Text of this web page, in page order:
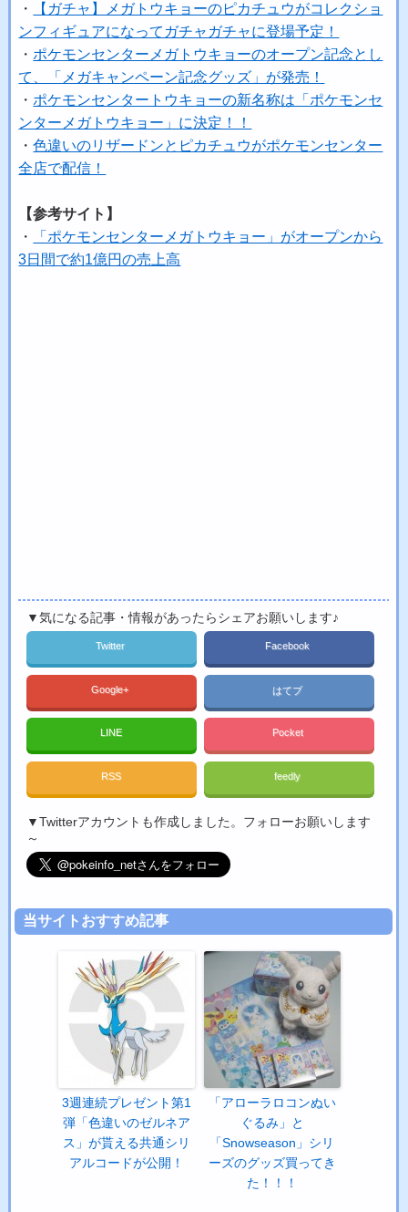
・
【ガチャ】メガトウキョーのピカチュウがコレクショ
ンフィギュアになってガチャガチャに登場予定！
・ ポケモンセンターメガトウキョーのオープン記念とし
て、「メガキャンペーン記念グッズ」が発売！
・ ポケモンセンタートウキョーの新名称は「ポケモンセ
ンターメガトウキョー」に決定！！
・色違いのリザードンとピカチュウがポケモンセンター
全店で配信！
【参考サイト】
・
「ポケモンセンターメガトウキョー」がオープンから
3日間で約1億円の売上高
▼気になる記事・情報があったらシェアお願いします♪
Twitter Facebook
Google+ はてブ
LINE Pocket
RSS feedly
▼Twitterアカウントも作成しました。フォローお願いします
～
当サイトおすすめ記事
3週連続プレゼント第1
弾「色違いのゼルネア
ス」が貰える共通シリ
アルコードが公開！
「アローラロコンぬい
ぐるみ」と
「Snowseason」シリ
ーズのグッズ買ってき
た！！！